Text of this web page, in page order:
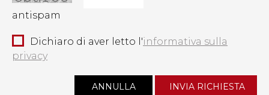
antispam
Dichiaro di aver letto l'informativa sulla
privacy